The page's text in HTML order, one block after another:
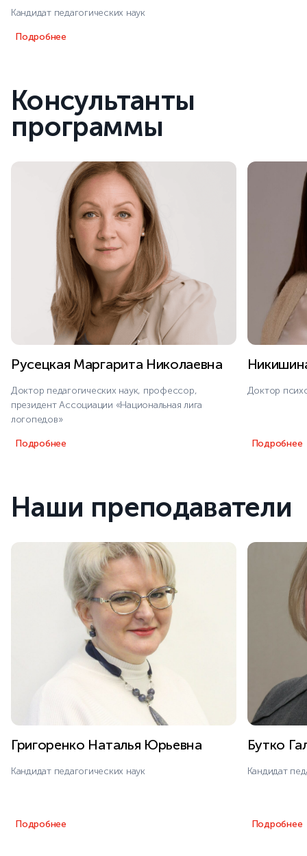
Кандидат педагогических наук
Подробнее
Консультанты
программы
Русецкая Маргарита Николаевна
Доктор педагогических наук, профессор,
президент Ассоциации «Национальная лига
логопедов»
Подробнее
Доктор
Подробнее
Наши преподаватели
Григоренко Наталья Юрьевна
Кандидат педагогических наук
Подробнее
Бутко
Кандидат
Подробнее